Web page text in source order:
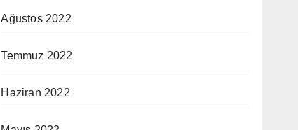
Ağustos 2022
Temmuz 2022
Haziran 2022